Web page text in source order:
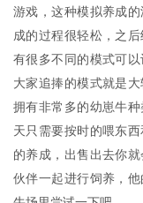
游戏，这种模拟养成
成的过程很轻松，之
有很多不同的模式可
大家追捧的模式就是
拥有非常多的幼崽牛
天只需要按时的喂东
的养成，出售出去你
伙伴一起进行饲养，